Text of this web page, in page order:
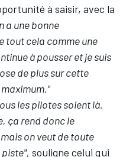
à saisir, avec la
a une bonne
tout cela comme une
à pousser et je suis
de plus sur cette
les pilotes soient là.
ça rend donc le
on veut de toute
souligne celui qui